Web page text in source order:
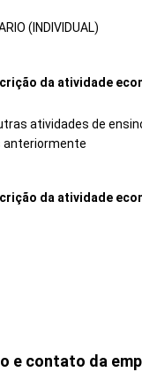
(INDIVIDUAL)
da atividade
atividades de
anteriormente
da atividade
e contato da